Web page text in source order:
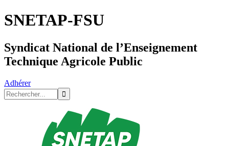
SNETAP-FSU
Syndicat National de l’Enseignement
Technique Agricole Public
Adhérer